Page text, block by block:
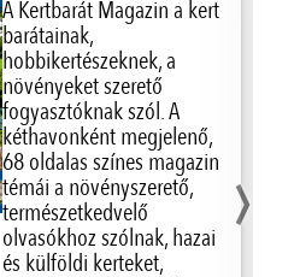
A Kertbarát Magazin a kert
barátainak,
hobbikertészeknek, a
növényeket szerető
fogyasztóknak szól. A
kéthavonként megjelenő,
68 oldalas színes magazin
témái a növényszerető,
természetkedvelő
olvasókhoz szólnak, hazai
és külföldi kerteket,
›